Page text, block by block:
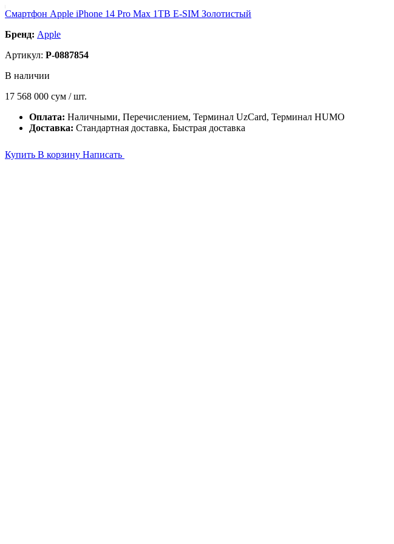
Смартфон Apple iPhone 14 Pro Max 1TB E-SIM Золотистый
Бренд: Apple
Артикул: P-0887854
В наличии
17 568 000 сум / шт.
Оплата: Наличными, Перечислением, Терминал UzCard, Терминал HUMO
Доставка: Стандартная доставка, Быстрая доставка
Купить В корзину Написать